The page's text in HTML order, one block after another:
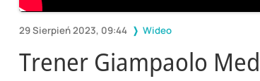
29 Sierpień 2023, 09:44 Wideo
Trener Giampaolo